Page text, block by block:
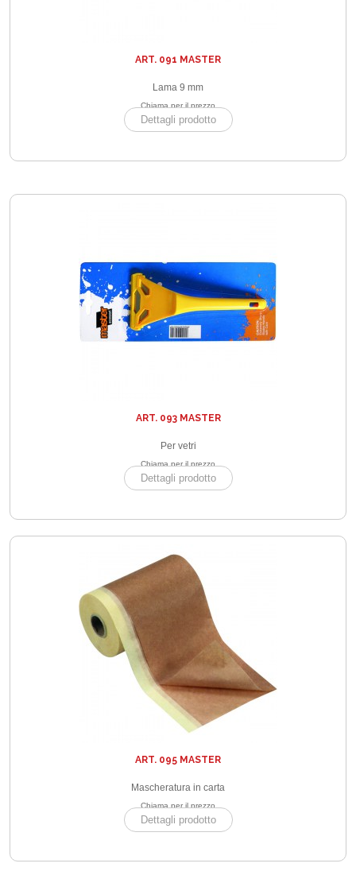
ART. 091 MASTER
Lama 9 mm
Chiama per il prezzo
Dettagli prodotto
ART. 093 MASTER
Per vetri
Chiama per il prezzo
Dettagli prodotto
ART. 095 MASTER
Mascheratura in carta
Chiama per il prezzo
Dettagli prodotto